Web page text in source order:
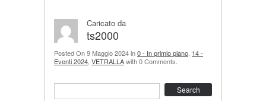
Caricato da
ts2000
Posted On 9 Maggio 2024 in0 - In primio piano 14 -
Eventi 2024 VETRALLAwith 0 Comments.